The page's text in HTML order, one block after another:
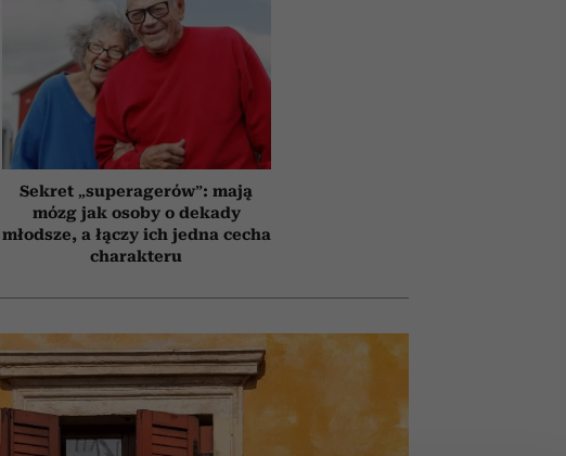
Sekret „superagerów”: mają
mózg jak osoby o dekady
młodsze, a łączy ich jedna cecha
charakteru